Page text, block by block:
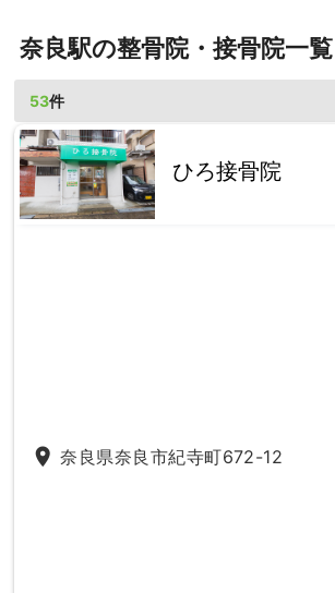
奈良駅の整骨院・接骨院一覧
53件
ひろ接骨院
place 奈良県奈良市紀寺町672-12